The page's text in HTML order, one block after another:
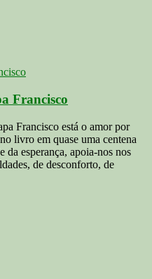
Francisco
Francisco está o amor por
livro em quase uma centena
da esperança, apoia-nos nos
de desconforto, de